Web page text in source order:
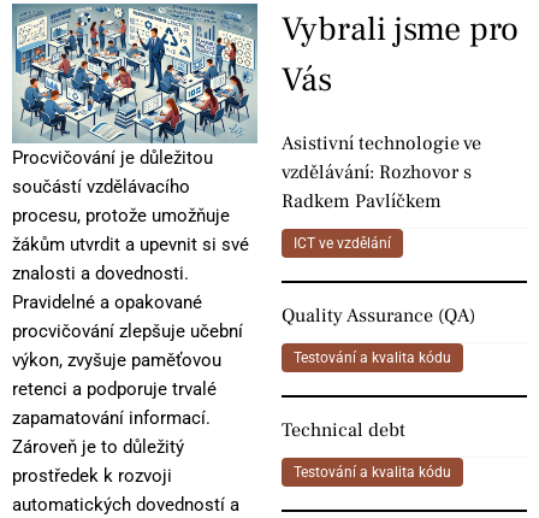
Procvičování je důležitou
součástí vzdělávacího
procesu, protože umožňuje
žákům utvrdit a upevnit si své
znalosti a dovednosti.
Pravidelné a opakované
procvičování zlepšuje učební
výkon, zvyšuje paměťovou
retenci a podporuje trvalé
zapamatování informací.
Zároveň je to důležitý
prostředek k rozvoji
automatických dovedností a
Vybrali jsme pro
Vás
Asistivní technologie ve
vzdělávání: Rozhovor s
Radkem Pavlíčkem
ICT ve vzdělání
Quality Assurance (QA)
Testování a kvalita kódu
Technical debt
Testování a kvalita kódu